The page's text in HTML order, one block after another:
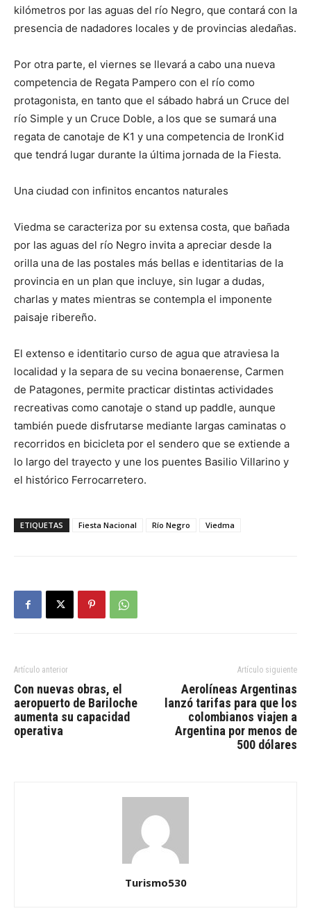
kilómetros por las aguas del río Negro, que contará con la
presencia de nadadores locales y de provincias aledañas.
Por otra parte, el viernes se llevará a cabo una nueva
competencia de Regata Pampero con el río como
protagonista, en tanto que el sábado habrá un Cruce del
río Simple y un Cruce Doble, a los que se sumará una
regata de canotaje de K1 y una competencia de IronKid
que tendrá lugar durante la última jornada de la Fiesta.
Una ciudad con infinitos encantos naturales
Viedma se caracteriza por su extensa costa, que bañada
por las aguas del río Negro invita a apreciar desde la
orilla una de las postales más bellas e identitarias de la
provincia en un plan que incluye, sin lugar a dudas,
charlas y mates mientras se contempla el imponente
paisaje ribereño.
El extenso e identitario curso de agua que atraviesa la
localidad y la separa de su vecina bonaerense, Carmen
de Patagones, permite practicar distintas actividades
recreativas como canotaje o stand up paddle, aunque
también puede disfrutarse mediante largas caminatas o
recorridos en bicicleta por el sendero que se extiende a
lo largo del trayecto y une los puentes Basilio Villarino y
el histórico Ferrocarretero.
ETIQUETAS Fiesta Nacional Río Negro Viedma
Artículo anterior
Con nuevas obras, el
aeropuerto de Bariloche
aumenta su capacidad
operativa
Artículo siguiente
Aerolíneas Argentinas
lanzó tarifas para que los
colombianos viajen a
Argentina por menos de
500 dólares
Turismo530